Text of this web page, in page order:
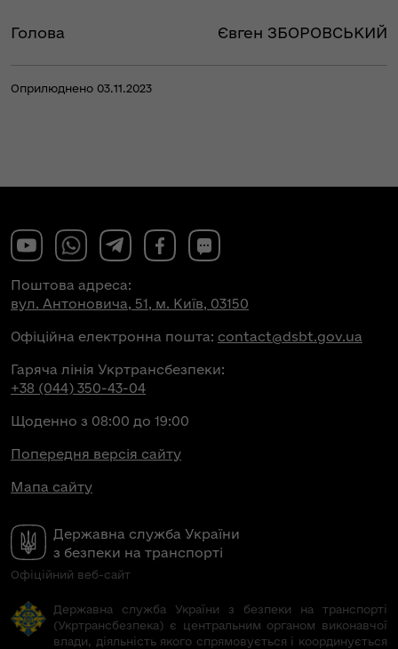
Голова Євген ЗБОРОВСЬКИЙ
Оприлюднено 03.11.2023
Державна служба України
з безпеки на транспорті
Офіційний веб-сайт
Поштова адреса:
вул. Антоновича, 51, м. Київ, 03150
Офіційна електронна пошта: contact@dsbt.gov.ua
Гаряча лінія Укртрансбезпеки:
+38 (044) 350-43-04
Щоденно з 08:00 до 19:00
Попередня версія сайту
Мапа сайту
Державна служба України з безпеки на транспорті
(Укртрансбезпека) є центральним органом виконавчої
влади, діяльність якого спрямовується і координується